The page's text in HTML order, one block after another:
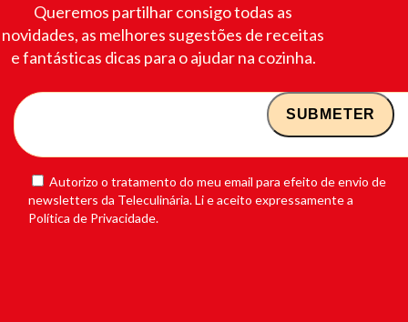
Queremos partilhar consigo todas as
novidades, as melhores sugestões de receitas
e fantásticas dicas para o ajudar na cozinha.
Autorizo o tratamento do meu email para efeito de envio de
newsletters da Teleculinária. Li e aceito expressamente a
Política de Privacidade.